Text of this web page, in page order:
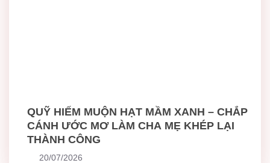
QUỸ HIẾM MUỘN HẠT MẦM XANH – CHẮP
CÁNH ƯỚC MƠ LÀM CHA MẸ KHÉP LẠI
THÀNH CÔNG
20/07/2026